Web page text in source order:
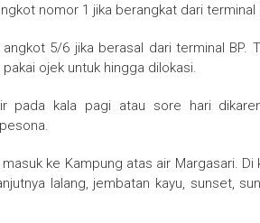
nomor 1 jika berangkat dari terminal
5/6 jika berasal dari terminal BP.
ojek untuk hingga dilokasi.
pada kala pagi atau sore hari
ke Kampung atas air Margasari. Di
lalang, jembatan kayu, sunset,